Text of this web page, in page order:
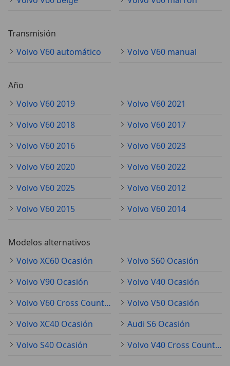
Transmisión
Volvo V60 automático
Volvo V60 manual
Año
Volvo V60 2019
Volvo V60 2021
Volvo V60 2018
Volvo V60 2017
Volvo V60 2016
Volvo V60 2023
Volvo V60 2020
Volvo V60 2022
Volvo V60 2025
Volvo V60 2012
Volvo V60 2015
Volvo V60 2014
Modelos alternativos
Volvo XC60 Ocasión
Volvo S60 Ocasión
Volvo V90 Ocasión
Volvo V40 Ocasión
Volvo V60 Cross Country Ocasión
Volvo V50 Ocasión
Volvo XC40 Ocasión
Audi S6 Ocasión
Volvo S40 Ocasión
Volvo V40 Cross Country Ocasión